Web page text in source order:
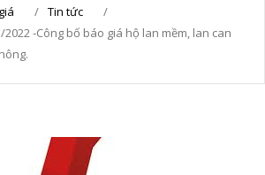
Tuyển dụng
Liên hệ
/ Tin tức
/
2022 -Công bố báo giá hộ lan mềm, lan can